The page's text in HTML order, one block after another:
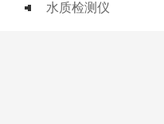
水质检测仪